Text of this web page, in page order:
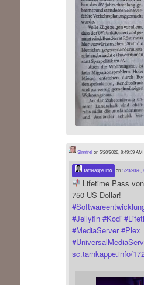
Sinnfreion 5/20/2026, 8:49:59 AM
Tarnkappe.info on5/20/2026,
Lifetime Pass
750 US-Dollar!
#
#Jellyfin #Kodi #
#MediaServer #Plex
#
sc.tarnkappe.info/